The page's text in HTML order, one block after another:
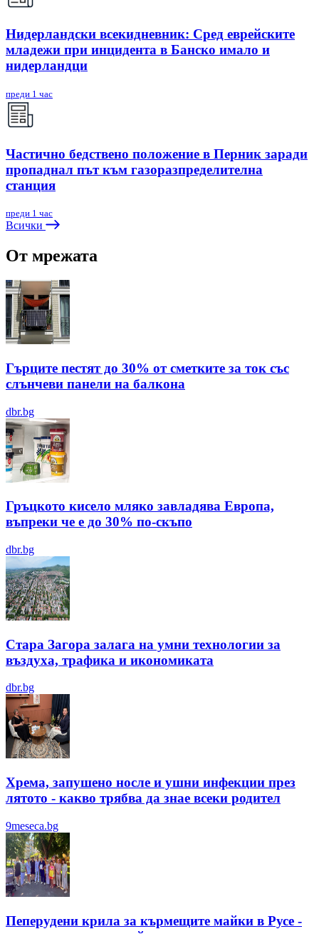
Нидерландски всекидневник: Сред еврейските
младежи при инцидента в Банско имало и
нидерландци
преди 1 час
Частично бедствено положение в Перник заради
пропаднал път към газоразпределителна
станция
преди 1 час
Всички
От мрежата
Гърците пестят до 30% от сметките за ток със
слънчеви панели на балкона
dbr.bg
Гръцкото кисело мляко завладява Европа,
въпреки че е до 30% по-скъпо
dbr.bg
Стара Загора залага на умни технологии за
въздуха, трафика и икономиката
dbr.bg
Хрема, запушено носле и ушни инфекции през
лятотo - какво трябва да знае всеки родител
9meseca.bg
Пеперудени крила за кърмещите майки в Русе -